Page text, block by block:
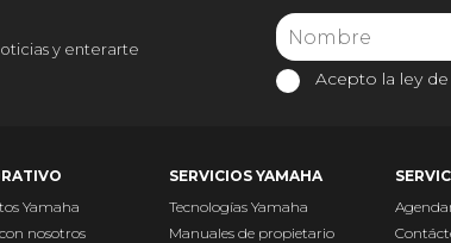
y enterarte
Acepto la ley de
Yamaha
nosotros
SERVICIOS YAMAHA
Tecnologías Yamaha
Manuales de propietario